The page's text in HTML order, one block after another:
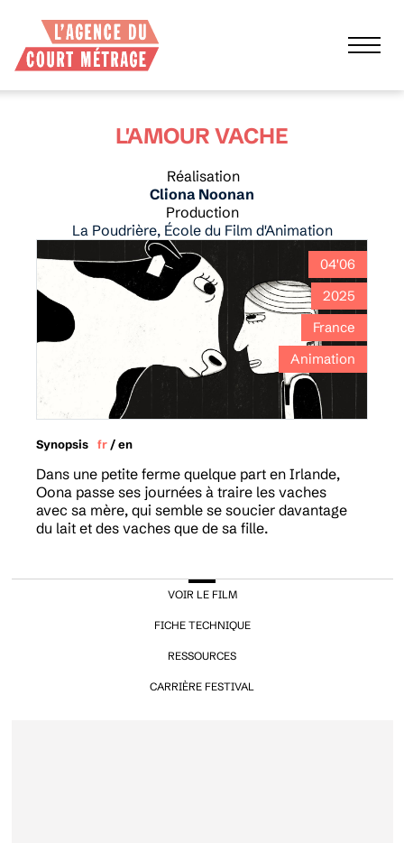
L'AMOUR VACHE
Réalisation
Cliona Noonan
Production
La Poudrière, École du Film d'Animation
04'06
2025
France
Animation
Synopsis fr/en
Dans une petite ferme quelque part en Irlande,
Oona passe ses journées à traire les vaches
avec sa mère, qui semble se soucier davantage
du lait et des vaches que de sa fille.
VOIR LE FILM
FICHE TECHNIQUE
RESSOURCES
CARRIÈRE FESTIVAL